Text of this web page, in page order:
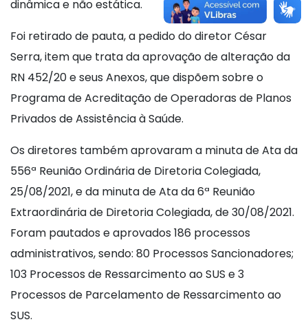
dinâmica e não estática.
Foi retirado de pauta, a pedido do diretor César
Serra, item que trata da aprovação de alteração da
RN 452/20 e seus Anexos, que dispõem sobre o
Programa de Acreditação de Operadoras de Planos
Privados de Assistência à Saúde.
Os diretores também aprovaram a minuta de Ata da
556ª Reunião Ordinária de Diretoria Colegiada,
25/08/2021, e da minuta de Ata da 6ª Reunião
Extraordinária de Diretoria Colegiada, de 30/08/2021.
Foram pautados e aprovados 186 processos
administrativos, sendo: 80 Processos Sancionadores;
103 Processos de Ressarcimento ao SUS e 3
Processos de Parcelamento de Ressarcimento ao
SUS.